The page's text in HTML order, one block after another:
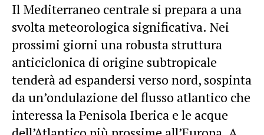
Il Mediterraneo centrale si prepara a una
svolta meteorologica significativa. Nei
prossimi giorni una robusta struttura
anticiclonica di origine subtropicale
tenderà ad espandersi verso nord, sospinta
da un’ondulazione del flusso atlantico che
interessa la Penisola Iberica e le acque